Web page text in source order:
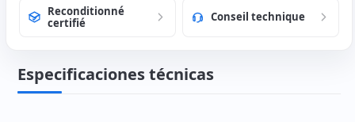
Reconditionné
certifié
Conseil technique
Especificaciones técnicas